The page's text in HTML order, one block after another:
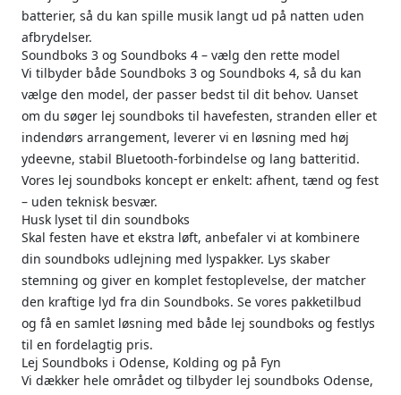
batterier, så du kan spille musik langt ud på natten uden
afbrydelser.
Soundboks 3 og Soundboks 4 – vælg den rette model
Vi tilbyder både Soundboks 3 og Soundboks 4, så du kan
vælge den model, der passer bedst til dit behov. Uanset
om du søger lej soundboks til havefesten, stranden eller et
indendørs arrangement, leverer vi en løsning med høj
ydeevne, stabil Bluetooth-forbindelse og lang batteritid.
Vores lej soundboks koncept er enkelt: afhent, tænd og fest
– uden teknisk besvær.
Husk lyset til din soundboks
Skal festen have et ekstra løft, anbefaler vi at kombinere
din soundboks udlejning med lyspakker. Lys skaber
stemning og giver en komplet festoplevelse, der matcher
den kraftige lyd fra din Soundboks. Se vores pakketilbud
og få en samlet løsning med både lej soundboks og festlys
til en fordelagtig pris.
Lej Soundboks i Odense, Kolding og på Fyn
Vi dækker hele området og tilbyder lej soundboks Odense,